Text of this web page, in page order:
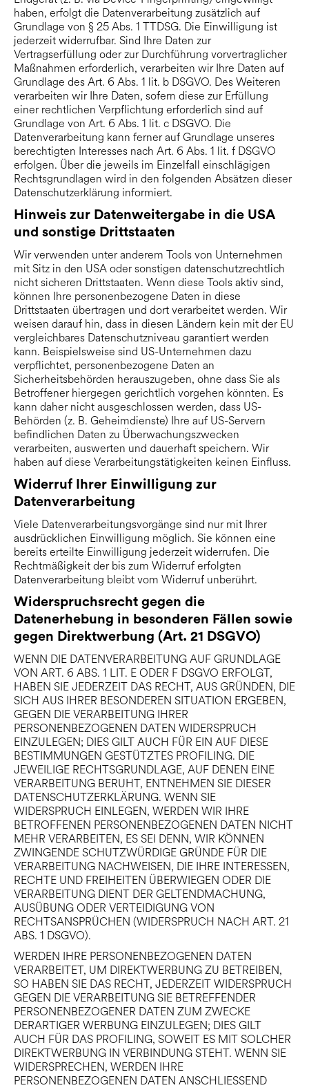
haben, erfolgt die Datenverarbeitung zusätzlich auf
Grundlage von § 25 Abs. 1 TTDSG. Die Einwilligung ist
jederzeit widerrufbar. Sind Ihre Daten zur
Vertragserfüllung oder zur Durchführung vorvertraglicher
Maßnahmen erforderlich, verarbeiten wir Ihre Daten auf
Grundlage des Art. 6 Abs. 1 lit. b DSGVO. Des Weiteren
verarbeiten wir Ihre Daten, sofern diese zur Erfüllung
einer rechtlichen Verpflichtung erforderlich sind auf
Grundlage von Art. 6 Abs. 1 lit. c DSGVO. Die
Datenverarbeitung kann ferner auf Grundlage unseres
berechtigten Interesses nach Art. 6 Abs. 1 lit. f DSGVO
erfolgen. Über die jeweils im Einzelfall einschlägigen
Rechtsgrundlagen wird in den folgenden Absätzen dieser
Datenschutzerklärung informiert.
Hinweis zur Datenweitergabe in die USA
und sonstige Drittstaaten
Wir verwenden unter anderem Tools von Unternehmen
mit Sitz in den USA oder sonstigen datenschutzrechtlich
nicht sicheren Drittstaaten. Wenn diese Tools aktiv sind,
können Ihre personenbezogene Daten in diese
Drittstaaten übertragen und dort verarbeitet werden. Wir
weisen darauf hin, dass in diesen Ländern kein mit der EU
vergleichbares Datenschutzniveau garantiert werden
kann. Beispielsweise sind US-Unternehmen dazu
verpflichtet, personenbezogene Daten an
Sicherheitsbehörden herauszugeben, ohne dass Sie als
Betroffener hiergegen gerichtlich vorgehen könnten. Es
kann daher nicht ausgeschlossen werden, dass US-
Behörden (z. B. Geheimdienste) Ihre auf US-Servern
befindlichen Daten zu Überwachungszwecken
verarbeiten, auswerten und dauerhaft speichern. Wir
haben auf diese Verarbeitungstätigkeiten keinen Einfluss.
Widerruf Ihrer Einwilligung zur
Datenverarbeitung
Viele Datenverarbeitungsvorgänge sind nur mit Ihrer
ausdrücklichen Einwilligung möglich. Sie können eine
bereits erteilte Einwilligung jederzeit widerrufen. Die
Rechtmäßigkeit der bis zum Widerruf erfolgten
Datenverarbeitung bleibt vom Widerruf unberührt.
Widerspruchsrecht gegen die
Datenerhebung in besonderen Fällen sowie
gegen Direktwerbung (Art. 21 DSGVO)
WENN DIE DATENVERARBEITUNG AUF GRUNDLAGE
VON ART. 6 ABS. 1 LIT. E ODER F DSGVO ERFOLGT,
HABEN SIE JEDERZEIT DAS RECHT, AUS GRÜNDEN, DIE
SICH AUS IHRER BESONDEREN SITUATION ERGEBEN,
GEGEN DIE VERARBEITUNG IHRER
PERSONENBEZOGENEN DATEN WIDERSPRUCH
EINZULEGEN; DIES GILT AUCH FÜR EIN AUF DIESE
BESTIMMUNGEN GESTÜTZTES PROFILING. DIE
JEWEILIGE RECHTSGRUNDLAGE, AUF DENEN EINE
VERARBEITUNG BERUHT, ENTNEHMEN SIE DIESER
DATENSCHUTZERKLÄRUNG. WENN SIE
WIDERSPRUCH EINLEGEN, WERDEN WIR IHRE
BETROFFENEN PERSONENBEZOGENEN DATEN NICHT
MEHR VERARBEITEN, ES SEI DENN, WIR KÖNNEN
ZWINGENDE SCHUTZWÜRDIGE GRÜNDE FÜR DIE
VERARBEITUNG NACHWEISEN, DIE IHRE INTERESSEN,
RECHTE UND FREIHEITEN ÜBERWIEGEN ODER DIE
VERARBEITUNG DIENT DER GELTENDMACHUNG,
AUSÜBUNG ODER VERTEIDIGUNG VON
RECHTSANSPRÜCHEN (WIDERSPRUCH NACH ART. 21
ABS. 1 DSGVO).
WERDEN IHRE PERSONENBEZOGENEN DATEN
VERARBEITET, UM DIREKTWERBUNG ZU BETREIBEN,
SO HABEN SIE DAS RECHT, JEDERZEIT WIDERSPRUCH
GEGEN DIE VERARBEITUNG SIE BETREFFENDER
PERSONENBEZOGENER DATEN ZUM ZWECKE
DERARTIGER WERBUNG EINZULEGEN; DIES GILT
AUCH FÜR DAS PROFILING, SOWEIT ES MIT SOLCHER
DIREKTWERBUNG IN VERBINDUNG STEHT. WENN SIE
WIDERSPRECHEN, WERDEN IHRE
PERSONENBEZOGENEN DATEN ANSCHLIESSEND